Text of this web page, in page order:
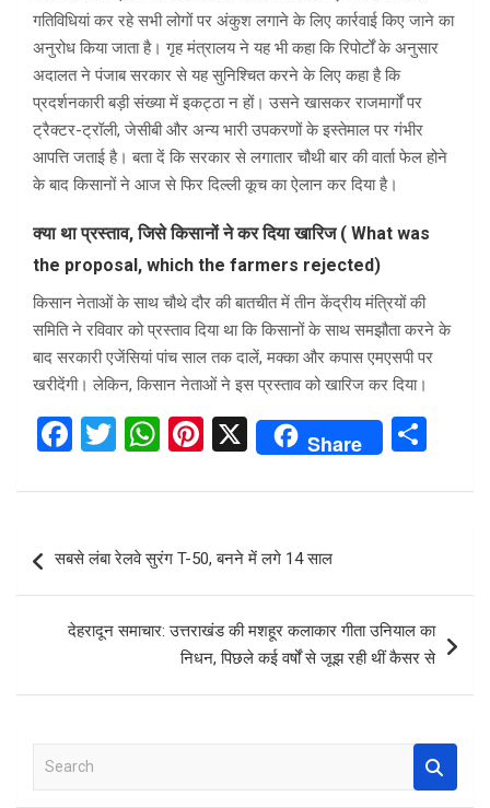
गतिविधियां कर रहे सभी लोगों पर अंकुश लगाने के लिए कार्रवाई किए जाने का
अनुरोध किया जाता है। गृह मंत्रालय ने यह भी कहा कि रिपोर्टों के अनुसार
अदालत ने पंजाब सरकार से यह सुनिश्चित करने के लिए कहा है कि
प्रदर्शनकारी बड़ी संख्या में इकट्ठा न हों। उसने खासकर राजमार्गों पर
ट्रैक्टर-ट्रॉली, जेसीबी और अन्य भारी उपकरणों के इस्तेमाल पर गंभीर
आपत्ति जताई है। बता दें कि सरकार से लगातार चौथी बार की वार्ता फेल होने
के बाद किसानों ने आज से फिर दिल्ली कूच का ऐलान कर दिया है।
क्या था प्रस्ताव, जिसे किसानों ने कर दिया खारिज ( What was
the proposal, which the farmers rejected)
किसान नेताओं के साथ चौथे दौर की बातचीत में तीन केंद्रीय मंत्रियों की
समिति ने रविवार को प्रस्ताव दिया था कि किसानों के साथ समझौता करने के
बाद सरकारी एजेंसियां पांच साल तक दालें, मक्का और कपास एमएसपी पर
खरीदेंगी। लेकिन, किसान नेताओं ने इस प्रस्ताव को खारिज कर दिया।
F
ce
b
o
o
k
T
tt
er
W
at
s
A
p
p
Pi
er
es
t
X Share
ar
navigation
सबसे लंबा रेलवे सुरंग T-50, बनने में लगे 14 साल
देहरादून समाचार: उत्तराखंड की मशहूर कलाकार गीता उनियाल का
निधन, पिछले कई वर्षों से जूझ रही थीं कैसर से